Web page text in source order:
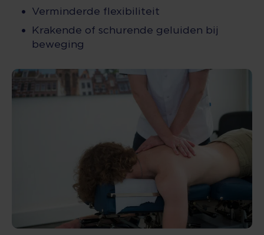
Verminderde flexibiliteit
Krakende of schurende geluiden bij
beweging